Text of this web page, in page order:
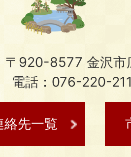
〒920-8577 金沢市
電話：076-220-
先一覧